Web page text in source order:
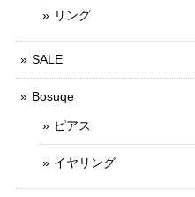
リング
SALE
Bosuqe
ピアス
イヤリング